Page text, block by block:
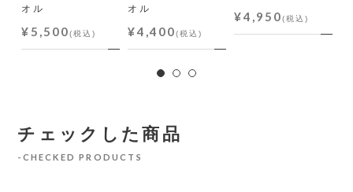
オル
¥5,500(税込)
オル
¥4,400(税込)
¥4,950(税込)
チェックした商品
CHECKED PRODUCTS